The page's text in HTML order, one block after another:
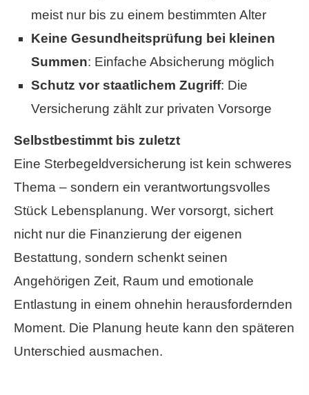
meist nur bis zu einem bestimmten Alter
Keine Gesundheitsprüfung bei kleinen
Summen: Einfache Absicherung möglich
Schutz vor staatlichem Zugriff: Die
Versicherung zählt zur privaten Vorsorge
Selbstbestimmt bis zuletzt
Eine Ster­be­geldversicherung ist kein schweres
Thema – sondern ein verantwortungsvolles
Stück Lebensplanung. Wer vorsorgt, sichert
nicht nur die Finanzierung der eigenen
Bestattung, sondern schenkt seinen
Angehörigen Zeit, Raum und emotionale
Entlastung in einem ohnehin herausfordernden
Moment. Die Planung heute kann den späteren
Unterschied ausmachen.